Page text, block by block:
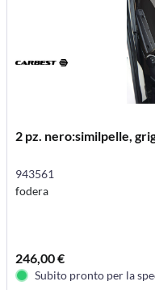
2 pz. nero:similpelle,
943561
fodera
246,00 €
Subito pronto per la